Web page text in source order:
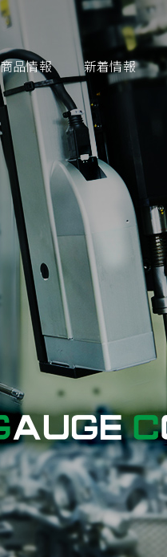
商品情報 新着情報